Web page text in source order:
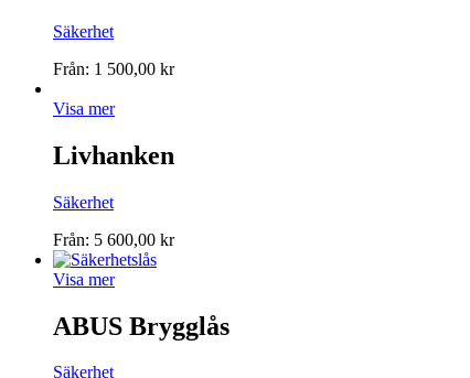
Säkerhet
Från: 1 500,00 kr
Visa mer
Livhanken
Säkerhet
Från: 5 600,00 kr
Visa mer
ABUS Brygglås
Säkerhet